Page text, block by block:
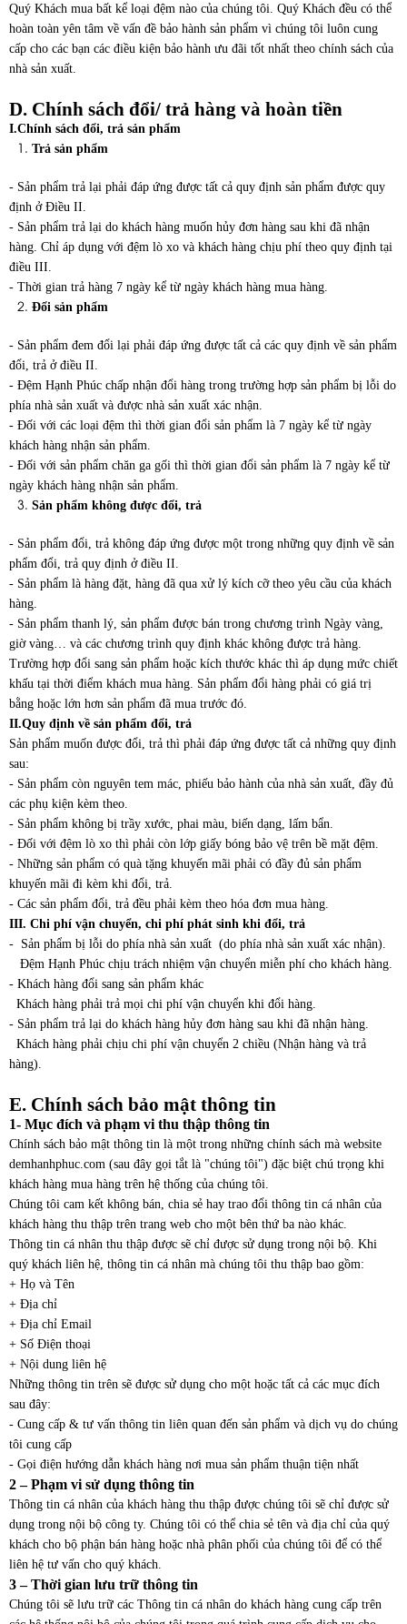
Quý Khách mua bất kể loại đệm nào của chúng tôi. Quý Khách đều có thể
hoàn toàn yên tâm về vấn đề bảo hành sản phẩm vì chúng tôi luôn cung
cấp cho các bạn các điều kiện bảo hành ưu đãi tốt nhất theo chính sách của
nhà sản xuất.
D. Chính sách đổi/ trả hàng và hoàn tiền
I.Chính sách đổi, trả sản phẩm
Trả sản phẩm
- Sản phẩm trả lại phải đáp ứng được tất cả quy định sản phẩm được quy
định ở Điều II.
- Sản phẩm trả lại do khách hàng muốn hủy đơn hàng sau khi đã nhận
hàng. Chỉ áp dụng với đệm lò xo và khách hàng chịu phí theo quy định tại
điều III.
- Thời gian trả hàng 7 ngày kể từ ngày khách hàng mua hàng.
Đổi sản phẩm
- Sản phẩm đem đổi lại phải đáp ứng được tất cả các quy định về sản phẩm
đổi, trả ở điều II.
- Đệm Hạnh Phúc chấp nhận đổi hàng trong trường hợp sản phẩm bị lỗi do
phía nhà sản xuất và được nhà sản xuất xác nhận.
- Đối với các loại đệm thì thời gian đổi sản phẩm là 7 ngày kể từ ngày
khách hàng nhận sản phẩm.
- Đối với sản phẩm chăn ga gối thì thời gian đổi sản phẩm là 7 ngày kể từ
ngày khách hàng nhận sản phẩm.
Sản phẩm không được đổi, trả
- Sản phẩm đổi, trả không đáp ứng được một trong những quy định về sản
phẩm đổi, trả quy định ở điều II.
- Sản phẩm là hàng đặt, hàng đã qua xử lý kích cỡ theo yêu cầu của khách
hàng.
- Sản phẩm thanh lý, sản phẩm được bán trong chương trình Ngày vàng,
giờ vàng… và các chương trình quy định khác không được trả hàng.
Trường hợp đổi sang sản phẩm hoặc kích thước khác thì áp dụng mức chiết
khấu tại thời điểm khách mua hàng. Sản phẩm đổi hàng phải có giá trị
bằng hoặc lớn hơn sản phẩm đã mua trước đó.
II.Quy định về sản phẩm đổi, trả
Sản phẩm muốn được đổi, trả thì phải đáp ứng được tất cả những quy định
sau:
- Sản phẩm còn nguyên tem mác, phiếu bảo hành của nhà sản xuất, đầy đủ
các phụ kiện kèm theo.
- Sản phẩm không bị trầy xước, phai màu, biến dạng, lấm bẩn.
- Đối với đệm lò xo thì phải còn lớp giấy bóng bảo vệ trên bề mặt đệm.
- Những sản phẩm có quà tặng khuyến mãi phải có đầy đủ sản phẩm
khuyến mãi đi kèm khi đổi, trả.
- Các sản phẩm đổi, trả đều phải kèm theo hóa đơn mua hàng.
III. Chi phí vận chuyển, chi phí phát sinh khi đổi, trả
- Sản phẩm bị lỗi do phía nhà sản xuất (do phía nhà sản xuất xác nhận).
Đệm Hạnh Phúc chịu trách nhiệm vận chuyển miễn phí cho khách hàng.
- Khách hàng đổi sang sản phẩm khác
Khách hàng phải trả mọi chi phí vận chuyển khi đổi hàng.
- Sản phẩm trả lại do khách hàng hủy đơn hàng sau khi đã nhận hàng.
Khách hàng phải chịu chi phí vận chuyển 2 chiều (Nhận hàng và trả
hàng).
E. Chính sách bảo mật thông tin
1- Mục đích và phạm vi thu thập thông tin
Chính sách bảo mật thông tin là một trong những chính sách mà website
demhanhphuc.com (sau đây gọi tắt là "chúng tôi") đặc biệt chú trọng khi
khách hàng mua hàng trên hệ thống của chúng tôi.
Chúng tôi cam kết không bán, chia sẻ hay trao đổi thông tin cá nhân của
khách hàng thu thập trên trang web cho một bên thứ ba nào khác.
Thông tin cá nhân thu thập được sẽ chỉ được sử dụng trong nội bộ. Khi
quý khách liên hệ, thông tin cá nhân mà chúng tôi thu thập bao gồm:
+ Họ và Tên
+ Địa chỉ
+ Địa chỉ Email
+ Số Điện thoại
+ Nội dung liên hệ
Những thông tin trên sẽ được sử dụng cho một hoặc tất cả các mục đích
sau đây:
- Cung cấp & tư vấn thông tin liên quan đến sản phẩm và dịch vụ do chúng
tôi cung cấp
- Gọi điện hướng dẫn khách hàng nơi mua sản phẩm thuận tiện nhất
2 – Phạm vi sử dụng thông tin
Thông tin cá nhân của khách hàng thu thập được chúng tôi sẽ chỉ được sử
dụng trong nội bộ công ty. Chúng tôi có thể chia sẻ tên và địa chỉ của quý
khách cho bộ phận bán hàng hoặc nhà phân phối của chúng tôi để có thể
liên hệ tư vấn cho quý khách.
3 – Thời gian lưu trữ thông tin
Chúng tôi sẽ lưu trữ các Thông tin cá nhân do khách hàng cung cấp trên